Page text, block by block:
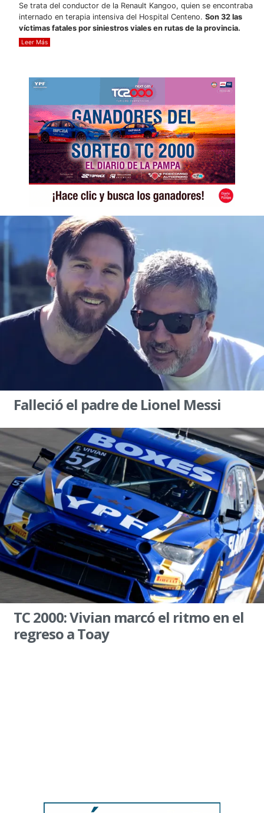
Se trata del conductor de la Renault Kangoo, quien se encontraba
internado en terapia intensiva del Hospital Centeno. Son 32 las
víctimas fatales por siniestros viales en rutas de la provincia.
Leer Más
Falleció el padre de Lionel Messi
TC 2000: Vivian marcó el ritmo en el
regreso a Toay